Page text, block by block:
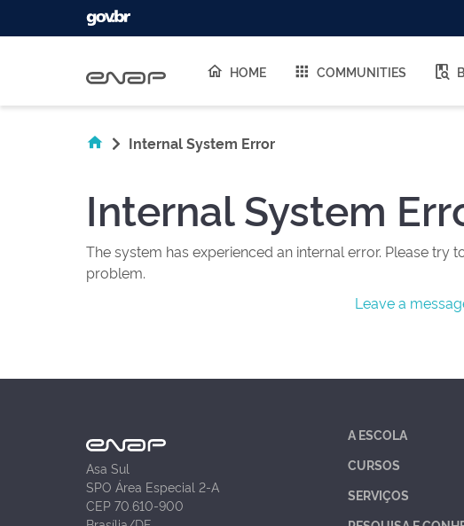
HOME COMMUNITIES
Internal System Error
Internal System
The system has experienced an internal error. Please
problem.
Leave a
Asa Sul
SPO Área Especial 2-A
CEP 70.610-900
A ESCOLA
CURSOS
SERVIÇOS